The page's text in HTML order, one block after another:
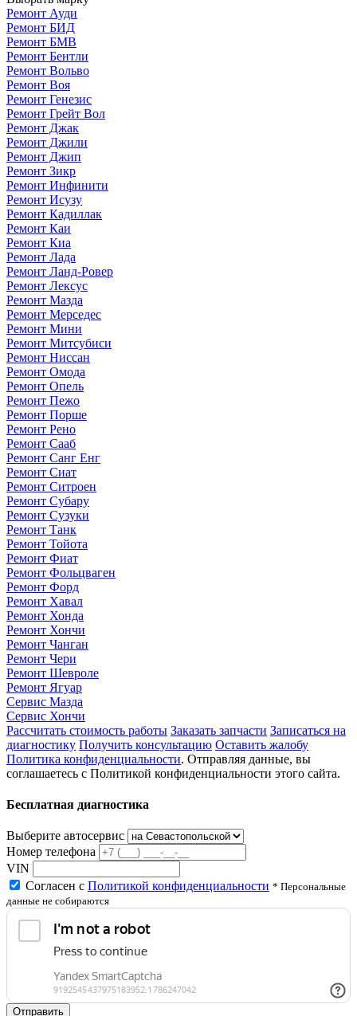
Ремонт Ауди
Ремонт БИД
Ремонт БМВ
Ремонт Бентли
Ремонт Вольво
Ремонт Воя
Ремонт Генезис
Ремонт Грейт Вол
Ремонт Джак
Ремонт Джили
Ремонт Джип
Ремонт Зикр
Ремонт Инфинити
Ремонт Исузу
Ремонт Кадиллак
Ремонт Каи
Ремонт Киа
Ремонт Лада
Ремонт Ланд-Ровер
Ремонт Лексус
Ремонт Мазда
Ремонт Мерседес
Ремонт Мини
Ремонт Митсубиси
Ремонт Ниссан
Ремонт Омода
Ремонт Опель
Ремонт Пежо
Ремонт Порше
Ремонт Рено
Ремонт Сааб
Ремонт Санг Енг
Ремонт Сиат
Ремонт Ситроен
Ремонт Субару
Ремонт Сузуки
Ремонт Танк
Ремонт Тойота
Ремонт Фиат
Ремонт Фольцваген
Ремонт Форд
Ремонт Хавал
Ремонт Хонда
Ремонт Хончи
Ремонт Чанган
Ремонт Чери
Ремонт Шевроле
Ремонт Ягуар
Сервис Мазда
Сервис Хончи
Рассчитать стоимость работы Заказать запчасти Записаться на
диагностику Получить консультацию Оставить жалобу
Политика конфиденциальности. Отправляя данные, вы
соглашаетесь с Политикой конфиденциальности этого сайта.
Бесплатная диагностика
Выберите автосервис
Номер телефона
VIN
Согласен с Политикой конфиденциальности * Персональные
данные не собираются
Отправить